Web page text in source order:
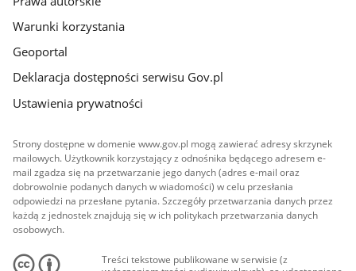
Warunki korzystania
Geoportal
Deklaracja dostępności serwisu Gov.pl
Ustawienia prywatności
Strony dostępne w domenie www.gov.pl mogą zawierać adresy skrzynek
mailowych. Użytkownik korzystający z odnośnika będącego adresem e-
mail zgadza się na przetwarzanie jego danych (adres e-mail oraz
dobrowolnie podanych danych w wiadomości) w celu przesłania
odpowiedzi na przesłane pytania. Szczegóły przetwarzania danych przez
każdą z jednostek znajdują się w ich politykach przetwarzania danych
osobowych.
Treści tekstowe publikowane w serwisie (z